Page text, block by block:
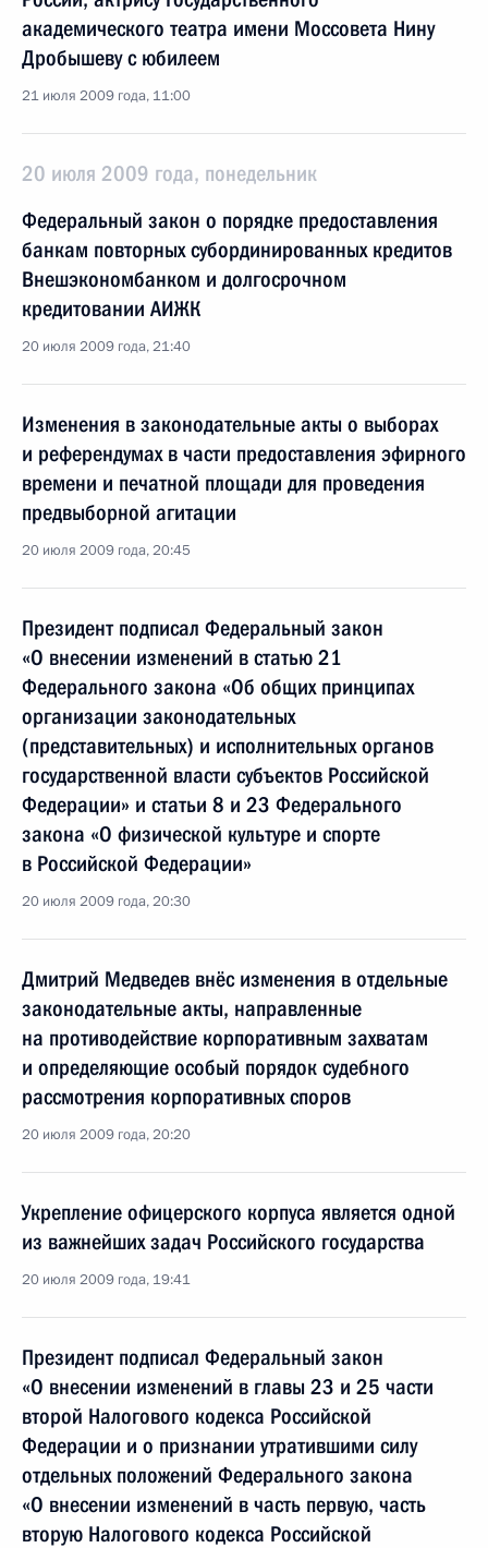
академического театра имени Моссовета Нину
Дробышеву с юбилеем
21 июля 2009 года, 11:00
20 июля 2009 года, понедельник
Федеральный закон о порядке предоставления
банкам повторных субординированных кредитов
Внешэкономбанком и долгосрочном
кредитовании АИЖК
20 июля 2009 года, 21:40
Изменения в законодательные акты о выборах
и референдумах в части предоставления эфирного
времени и печатной площади для проведения
предвыборной агитации
20 июля 2009 года, 20:45
Президент подписал Федеральный закон
«О внесении изменений в статью 21
Федерального закона «Об общих принципах
организации законодательных
(представительных) и исполнительных органов
государственной власти субъектов Российской
Федерации» и статьи 8 и 23 Федерального
закона «О физической культуре и спорте
в Российской Федерации»
20 июля 2009 года, 20:30
Дмитрий Медведев внёс изменения в отдельные
законодательные акты, направленные
на противодействие корпоративным захватам
и определяющие особый порядок судебного
рассмотрения корпоративных споров
20 июля 2009 года, 20:20
Укрепление офицерского корпуса является одной
из важнейших задач Российского государства
20 июля 2009 года, 19:41
Президент подписал Федеральный закон
«О внесении изменений в главы 23 и 25 части
второй Налогового кодекса Российской
Федерации и о признании утратившими силу
отдельных положений Федерального закона
«О внесении изменений в часть первую, часть
вторую Налогового кодекса Российской